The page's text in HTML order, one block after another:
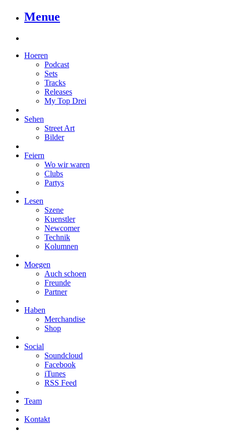
Menue
Hoeren
Podcast
Sets
Tracks
Releases
My Top Drei
Sehen
Street Art
Bilder
Feiern
Wo wir waren
Clubs
Partys
Lesen
Szene
Kuenstler
Newcomer
Technik
Kolumnen
Moegen
Auch schoen
Freunde
Partner
Haben
Merchandise
Shop
Social
Soundcloud
Facebook
iTunes
RSS Feed
Team
Kontakt